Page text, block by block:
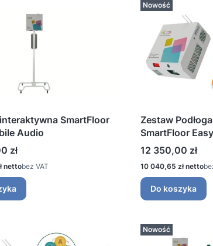
interaktywna SmartFloor
Audio
zł
bez VAT
Nowość
Zestaw
SmartFloor
Cena
12 350,00 zł
Cena
10 040,65 zł
Do koszyka
Nowość